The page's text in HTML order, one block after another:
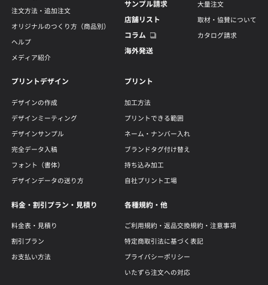
注文方法・追加注文
オリジナルのつくり方（商品別）
ヘルプ
メディア紹介
サンプル請求
店舗リスト
コラム
海外発送
大量注文
取材・協賛について
カタログ請求
プリントデザイン
デザインの作成
デザインミーティング
デザインサンプル
完全データ入稿
フォント（書体）
デザインデータの送り方
プリント
加工方法
プリントできる範囲
ネーム・ナンバー入れ
ブランドタグ付け替え
持ち込み加工
自社プリント工場
料金・割引プラン・見積り
料金表・見積り
割引プラン
お支払い方法
各種規約・他
ご利用規約・返品交換規約・注意事項
特定商取引法に基づく表記
プライバシーポリシー
いたずら注文への対応